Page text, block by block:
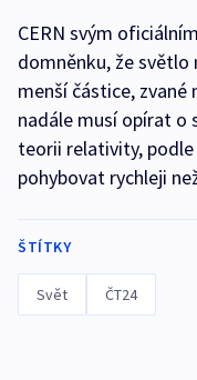
CERN svým
domněnku, že
menší částice, zvané
nadále musí opírat o
teorii relativity, podle
pohybovat rychleji
ŠTÍTKY
Svět ČT24